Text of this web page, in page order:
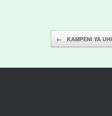
Post navigation
← KAMPENI YA